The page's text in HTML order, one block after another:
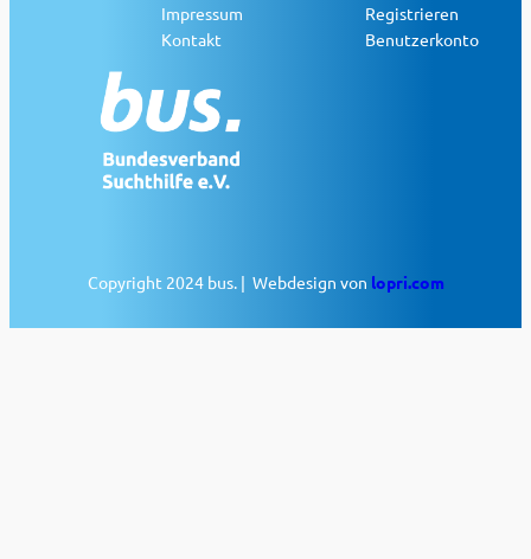
Impressum
Kontakt
Registrieren
Benutzerkonto
Copyright 2024 bus. | Webdesign von lopri.com